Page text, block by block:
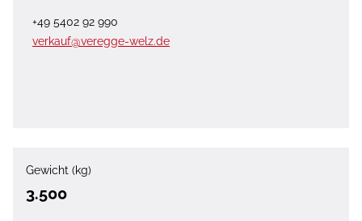
+49 5402 92 990
verkauf@veregge-welz.de
Gewicht (kg)
3.500